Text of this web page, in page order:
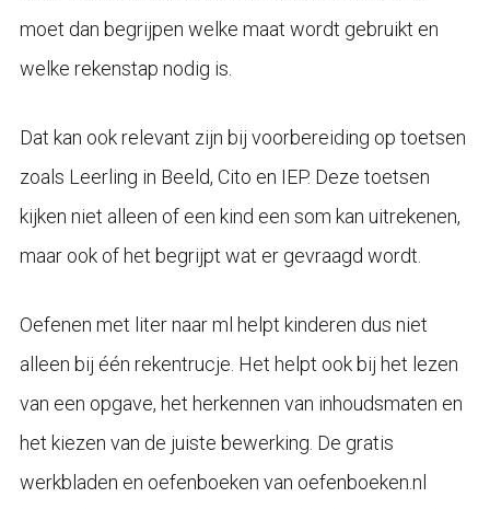
moet dan begrijpen welke maat wordt gebruikt en
welke rekenstap nodig is.
Dat kan ook relevant zijn bij voorbereiding op toetsen
zoals Leerling in Beeld, Cito en IEP. Deze toetsen
kijken niet alleen of een kind een som kan uitrekenen,
maar ook of het begrijpt wat er gevraagd wordt.
Oefenen met liter naar ml helpt kinderen dus niet
alleen bij één rekentrucje. Het helpt ook bij het lezen
van een opgave, het herkennen van inhoudsmaten en
het kiezen van de juiste bewerking. De gratis
werkbladen en oefenboeken van oefenboeken.nl